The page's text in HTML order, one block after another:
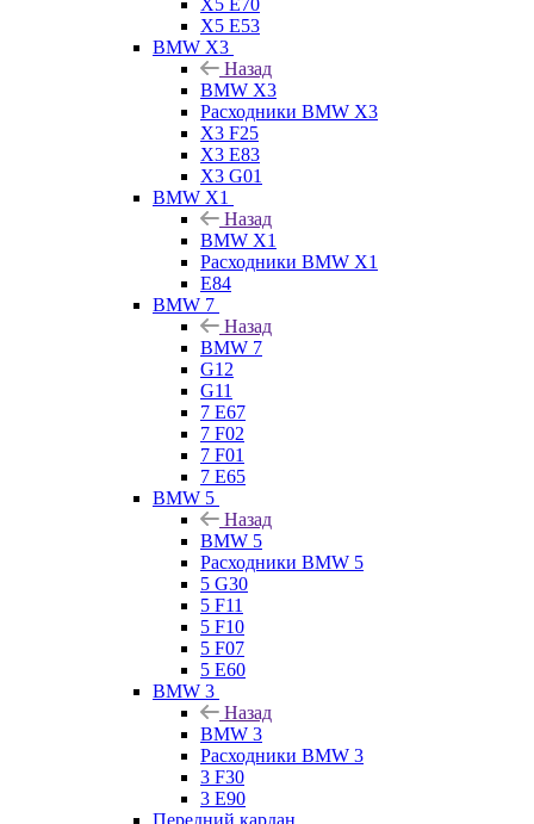
X5 E70
X5 E53
BMW X3
Назад
BMW X3
Расходники BMW X3
X3 F25
X3 E83
X3 G01
BMW X1
Назад
BMW X1
Расходники BMW X1
E84
BMW 7
Назад
BMW 7
G12
G11
7 Е67
7 F02
7 F01
7 E65
BMW 5
Назад
BMW 5
Расходники BMW 5
5 G30
5 F11
5 F10
5 F07
5 E60
BMW 3
Назад
BMW 3
Расходники BMW 3
3 F30
3 E90
Передний кардан